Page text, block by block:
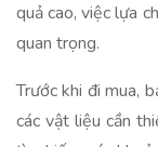
quả cao, việc lựa
quan trọng.
Trước khi đi mua,
các vật liệu cần